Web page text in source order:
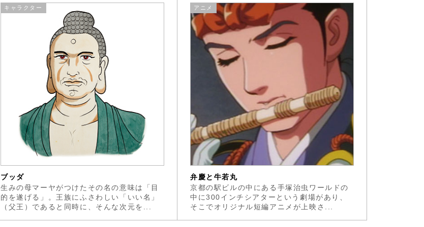
キャラクター
ブッダ
生みの母マーヤがつけたその名の意味は「目
的を遂げる」。王族にふさわしい「いい名」
（父王）であると同時に、そんな次元を...
アニメ
弁慶と牛若丸
京都の駅ビルの中にある手塚治虫ワールドの
中に300インチシアターという劇場があり、
そこでオリジナル短編アニメが上映さ...